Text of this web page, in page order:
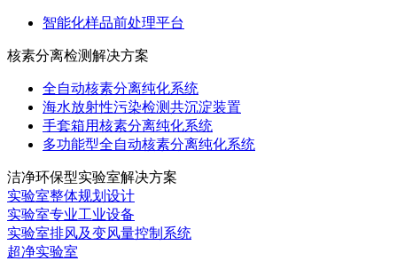
智能化样品前处理平台
核素分离检测解决方案
全自动核素分离纯化系统
海水放射性污染检测共沉淀装置
手套箱用核素分离纯化系统
多功能型全自动核素分离纯化系统
洁净环保型实验室解决方案
实验室整体规划设计
实验室专业工业设备
实验室排风及变风量控制系统
超净实验室